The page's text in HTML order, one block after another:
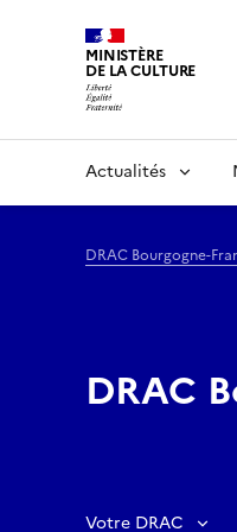
MINISTÈRE
DE LA CULTURE
Actualités
DRAC Bourgogne-
DRAC
Votre DRAC